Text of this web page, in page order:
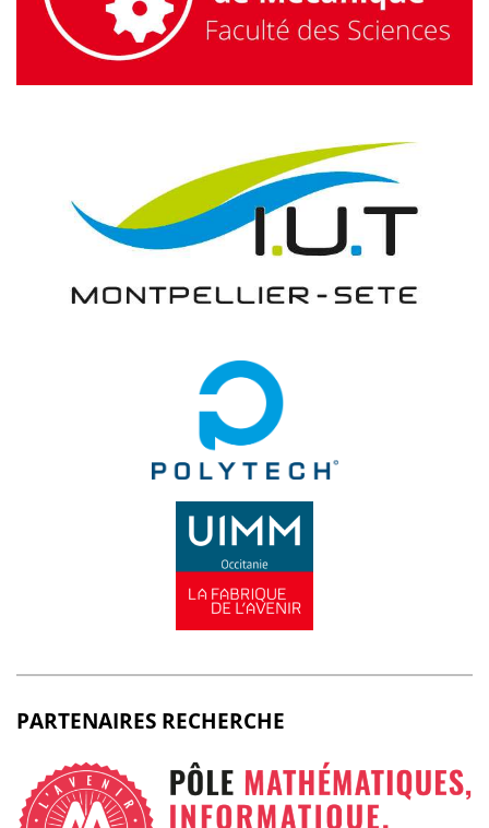
PARTENAIRES RECHERCHE